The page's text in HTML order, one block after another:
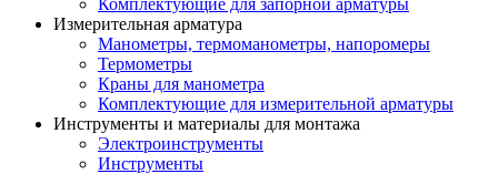
Комплектующие для запорной арматуры
Измерительная арматура
Манометры, термоманометры, напоромеры
Термометры
Краны для манометра
Комплектующие для измерительной арматуры
Инструменты и материалы для монтажа
Электроинструменты
Инструменты